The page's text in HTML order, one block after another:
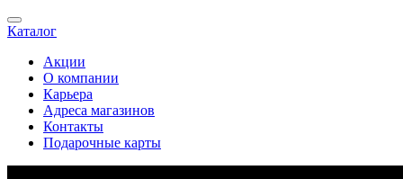
Каталог
Акции
О компании
Карьера
Адреса магазинов
Контакты
Подарочные карты